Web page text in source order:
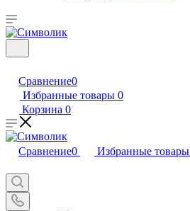
Сравнение0
Избранные товары 0
Корзина 0
Сравнение0 Избранные товары